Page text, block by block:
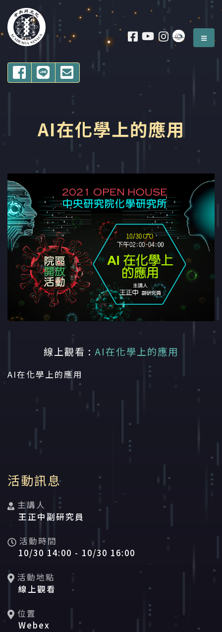
跳到 中央內容區塊
主選
分享至FACEBOOK
分享至LIneEmail 轉寄
2021中研院院區開放 活動名稱
AI在化學上的應用
線上觀看 : AI在化學上的應用
AI在化學上的應用
活動資訊
活動訊息
主講人
王正中副研究員
活動時間
10/30 14:00 - 10/30 16:00
活動地點
線上觀看
位置
Webex